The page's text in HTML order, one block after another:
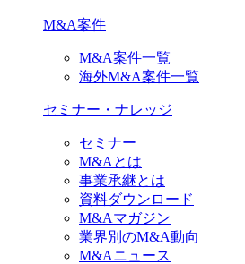
M&A案件
M&A案件一覧
海外M&A案件一覧
セミナー・ナレッジ
セミナー
M&Aとは
事業承継とは
資料ダウンロード
M&Aマガジン
業界別のM&A動向
M&Aニュース